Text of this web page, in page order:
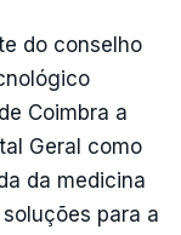
do conselho
Coimbra a
Geral como
da medicina
para a